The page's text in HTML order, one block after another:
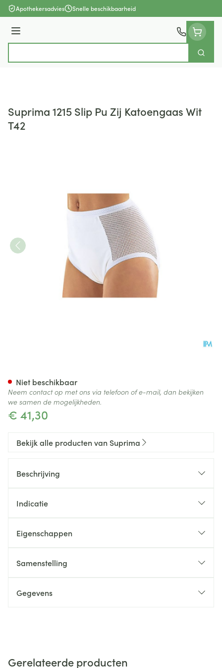
Ga naar de inhoud
Apothekersadvies Snelle beschikbaarheid
Menu
Zoek
Suprima 1215 Slip Pu Zij Katoengaas Wit
T42
€ 41,30
Niet beschikbaar
Neem contact op met ons via telefoon of e-mail, dan bekijken
we samen de mogelijkheden.
Bekijk alle producten van Suprima
Beschrijving
Indicatie
Eigenschappen
Samenstelling
Gegevens
Gerelateerde producten